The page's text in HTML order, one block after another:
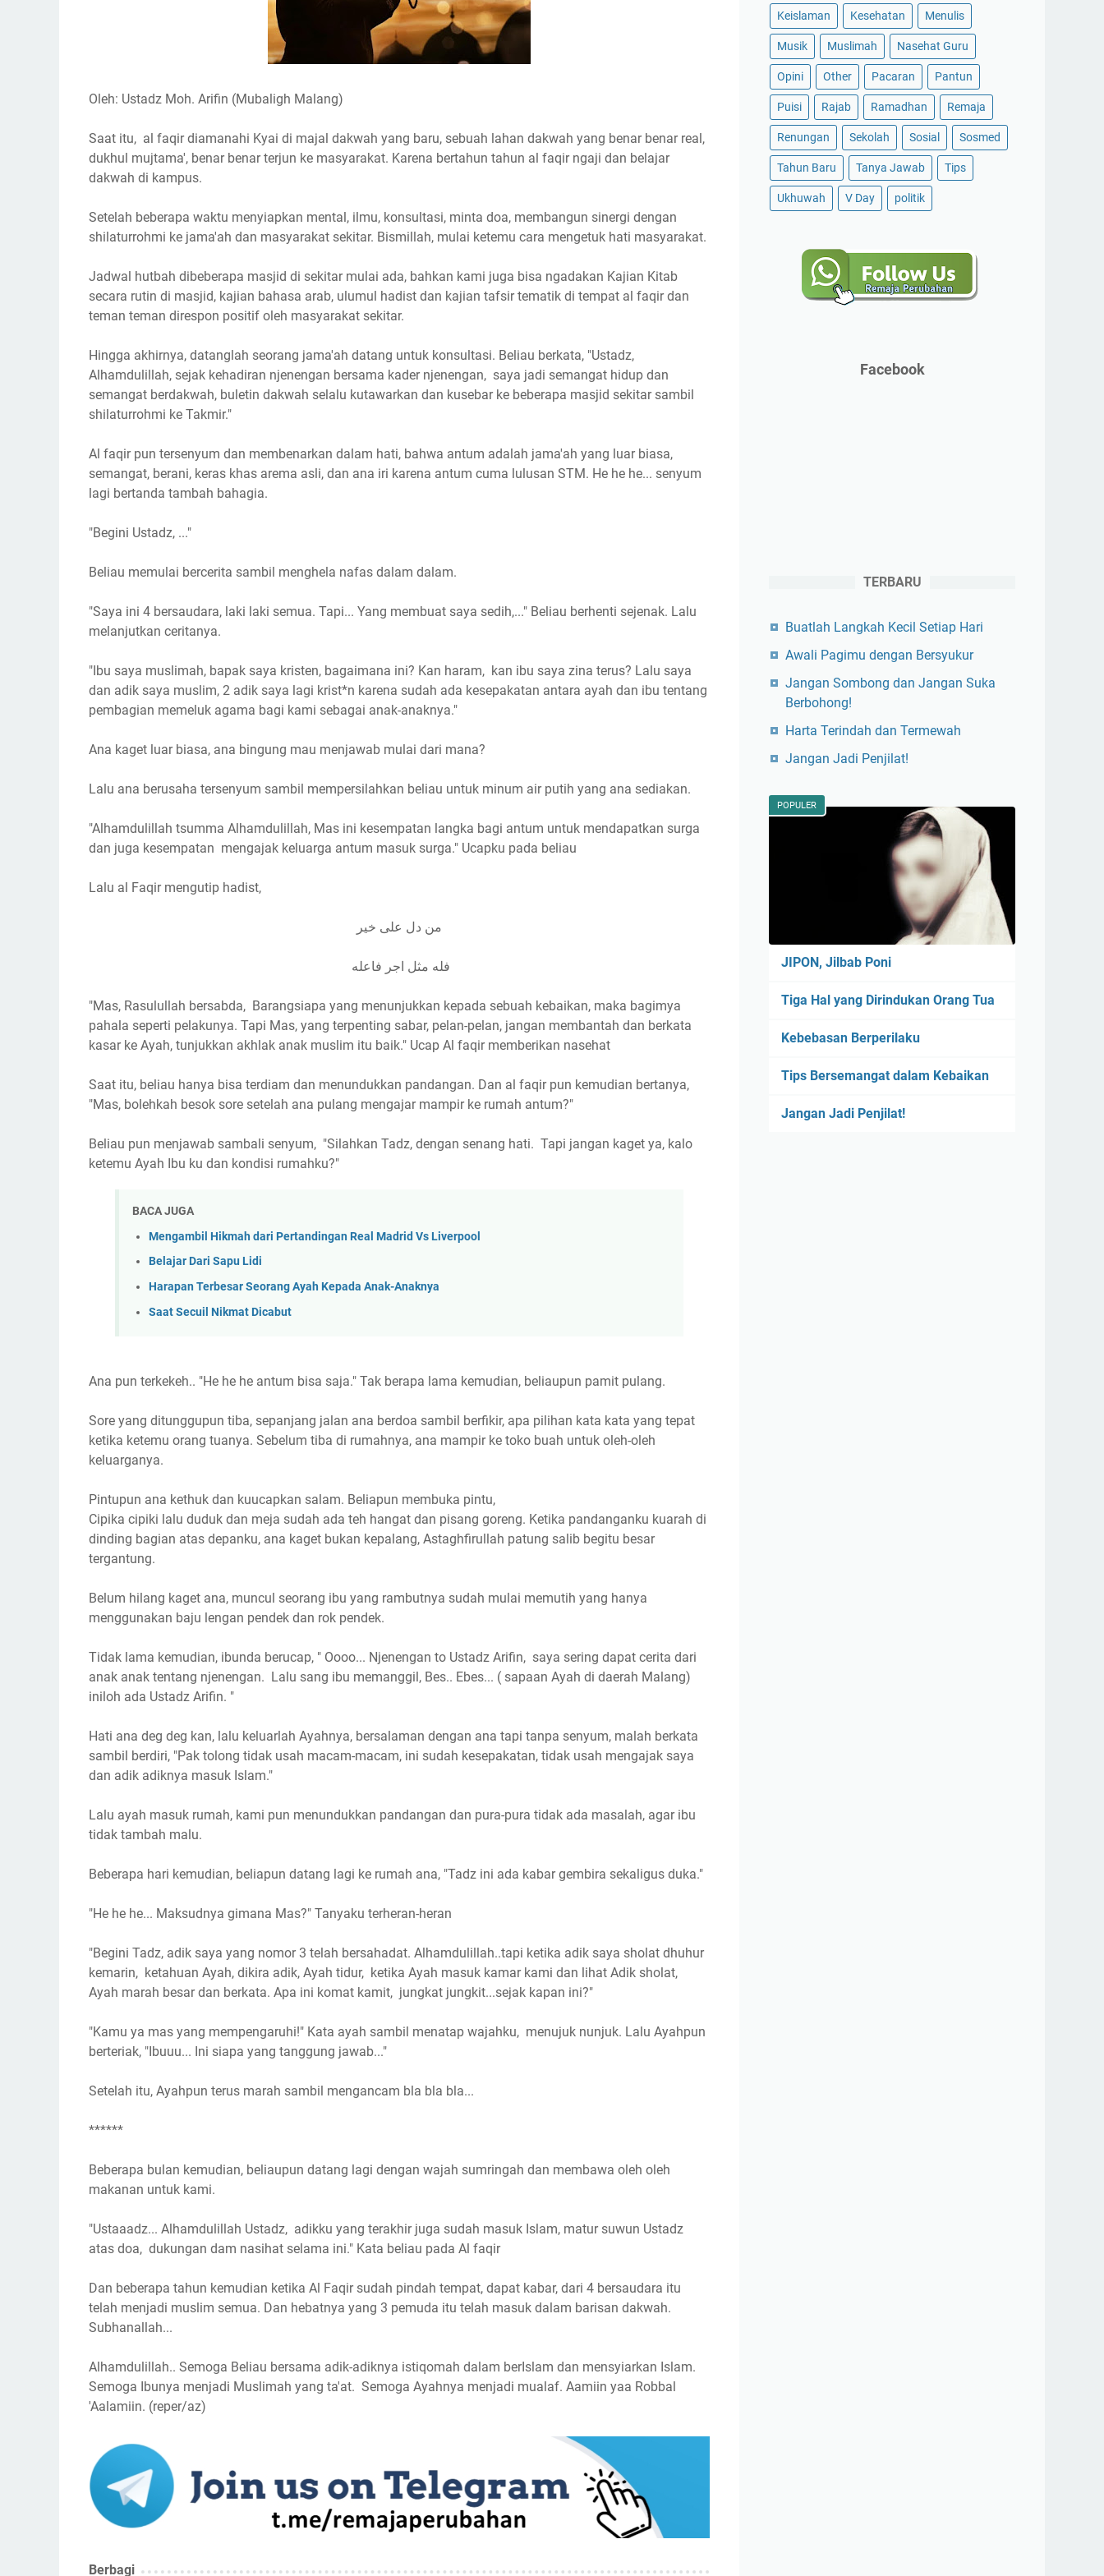
Oleh: Ustadz Moh. Arifin (Mubaligh Malang)
Saat itu, al faqir diamanahi Kyai di majal dakwah yang baru, sebuah lahan dakwah yang benar benar real,
dukhul mujtama', benar benar terjun ke masyarakat. Karena bertahun tahun al faqir ngaji dan belajar
dakwah di kampus.
Setelah beberapa waktu menyiapkan mental, ilmu, konsultasi, minta doa, membangun sinergi dengan
shilaturrohmi ke jama'ah dan masyarakat sekitar. Bismillah, mulai ketemu cara mengetuk hati masyarakat.
Jadwal hutbah dibeberapa masjid di sekitar mulai ada, bahkan kami juga bisa ngadakan Kajian Kitab
secara rutin di masjid, kajian bahasa arab, ulumul hadist dan kajian tafsir tematik di tempat al faqir dan
teman teman direspon positif oleh masyarakat sekitar.
Hingga akhirnya, datanglah seorang jama'ah datang untuk konsultasi. Beliau berkata, "Ustadz,
Alhamdulillah, sejak kehadiran njenengan bersama kader njenengan, saya jadi semangat hidup dan
semangat berdakwah, buletin dakwah selalu kutawarkan dan kusebar ke beberapa masjid sekitar sambil
shilaturrohmi ke Takmir."
Al faqir pun tersenyum dan membenarkan dalam hati, bahwa antum adalah jama'ah yang luar biasa,
semangat, berani, keras khas arema asli, dan ana iri karena antum cuma lulusan STM. He he he... senyum
lagi bertanda tambah bahagia.
"Begini Ustadz, ..."
Beliau memulai bercerita sambil menghela nafas dalam dalam.
"Saya ini 4 bersaudara, laki laki semua. Tapi... Yang membuat saya sedih,..." Beliau berhenti sejenak. Lalu
melanjutkan ceritanya.
"Ibu saya muslimah, bapak saya kristen, bagaimana ini? Kan haram, kan ibu saya zina terus? Lalu saya
dan adik saya muslim, 2 adik saya lagi krist*n karena sudah ada kesepakatan antara ayah dan ibu tentang
pembagian memeluk agama bagi kami sebagai anak-anaknya."
Ana kaget luar biasa, ana bingung mau menjawab mulai dari mana?
Lalu ana berusaha tersenyum sambil mempersilahkan beliau untuk minum air putih yang ana sediakan.
"Alhamdulillah tsumma Alhamdulillah, Mas ini kesempatan langka bagi antum untuk mendapatkan surga
dan juga kesempatan mengajak keluarga antum masuk surga." Ucapku pada beliau
Lalu al Faqir mengutip hadist,
من دل على خير
فله مثل اجر فاعله
"Mas, Rasulullah bersabda, Barangsiapa yang menunjukkan kepada sebuah kebaikan, maka bagimya
pahala seperti pelakunya. Tapi Mas, yang terpenting sabar, pelan-pelan, jangan membantah dan berkata
kasar ke Ayah, tunjukkan akhlak anak muslim itu baik." Ucap Al faqir memberikan nasehat
Saat itu, beliau hanya bisa terdiam dan menundukkan pandangan. Dan al faqir pun kemudian bertanya,
"Mas, bolehkah besok sore setelah ana pulang mengajar mampir ke rumah antum?"
Beliau pun menjawab sambali senyum, "Silahkan Tadz, dengan senang hati. Tapi jangan kaget ya, kalo
ketemu Ayah Ibu ku dan kondisi rumahku?"
BACA JUGA
Mengambil Hikmah dari Pertandingan Real Madrid Vs Liverpool
Belajar Dari Sapu Lidi
Harapan Terbesar Seorang Ayah Kepada Anak-Anaknya
Saat Secuil Nikmat Dicabut
Ana pun terkekeh.. "He he he antum bisa saja." Tak berapa lama kemudian, beliaupun pamit pulang.
Sore yang ditunggupun tiba, sepanjang jalan ana berdoa sambil berfikir, apa pilihan kata kata yang tepat
ketika ketemu orang tuanya. Sebelum tiba di rumahnya, ana mampir ke toko buah untuk oleh-oleh
keluarganya.
Pintupun ana kethuk dan kuucapkan salam. Beliapun membuka pintu,
Cipika cipiki lalu duduk dan meja sudah ada teh hangat dan pisang goreng. Ketika pandanganku kuarah di
dinding bagian atas depanku, ana kaget bukan kepalang, Astaghfirullah patung salib begitu besar
tergantung.
Belum hilang kaget ana, muncul seorang ibu yang rambutnya sudah mulai memutih yang hanya
menggunakan baju lengan pendek dan rok pendek.
Tidak lama kemudian, ibunda berucap, " Oooo... Njenengan to Ustadz Arifin, saya sering dapat cerita dari
anak anak tentang njenengan. Lalu sang ibu memanggil, Bes.. Ebes... ( sapaan Ayah di daerah Malang)
iniloh ada Ustadz Arifin. "
Hati ana deg deg kan, lalu keluarlah Ayahnya, bersalaman dengan ana tapi tanpa senyum, malah berkata
sambil berdiri, "Pak tolong tidak usah macam-macam, ini sudah kesepakatan, tidak usah mengajak saya
dan adik adiknya masuk Islam."
Lalu ayah masuk rumah, kami pun menundukkan pandangan dan pura-pura tidak ada masalah, agar ibu
tidak tambah malu.
Beberapa hari kemudian, beliapun datang lagi ke rumah ana, "Tadz ini ada kabar gembira sekaligus duka."
"He he he... Maksudnya gimana Mas?" Tanyaku terheran-heran
"Begini Tadz, adik saya yang nomor 3 telah bersahadat. Alhamdulillah..tapi ketika adik saya sholat dhuhur
kemarin, ketahuan Ayah, dikira adik, Ayah tidur, ketika Ayah masuk kamar kami dan lihat Adik sholat,
Ayah marah besar dan berkata. Apa ini komat kamit, jungkat jungkit...sejak kapan ini?"
"Kamu ya mas yang mempengaruhi!" Kata ayah sambil menatap wajahku, menujuk nunjuk. Lalu Ayahpun
berteriak, "Ibuuu... Ini siapa yang tanggung jawab..."
Setelah itu, Ayahpun terus marah sambil mengancam bla bla bla...
******
Beberapa bulan kemudian, beliaupun datang lagi dengan wajah sumringah dan membawa oleh oleh
makanan untuk kami.
"Ustaaadz... Alhamdulillah Ustadz, adikku yang terakhir juga sudah masuk Islam, matur suwun Ustadz
atas doa, dukungan dam nasihat selama ini." Kata beliau pada Al faqir
Dan beberapa tahun kemudian ketika Al Faqir sudah pindah tempat, dapat kabar, dari 4 bersaudara itu
telah menjadi muslim semua. Dan hebatnya yang 3 pemuda itu telah masuk dalam barisan dakwah.
Subhanallah...
Alhamdulillah.. Semoga Beliau bersama adik-adiknya istiqomah dalam berIslam dan mensyiarkan Islam.
Semoga Ibunya menjadi Muslimah yang ta'at. Semoga Ayahnya menjadi mualaf. Aamiin yaa Robbal
'Aalamiin. (reper/az)
Berbagi
Keislaman Kesehatan Menulis
Musik Muslimah Nasehat Guru
Opini Other Pacaran Pantun
Puisi Rajab Ramadhan Remaja
Renungan Sekolah Sosial Sosmed
Tahun Baru Tanya Jawab Tips
Ukhuwah V Day politik
Facebook
TERBARU
Buatlah Langkah Kecil Setiap Hari
Awali Pagimu dengan Bersyukur
Jangan Sombong dan Jangan Suka
Berbohong!
Harta Terindah dan Termewah
Jangan Jadi Penjilat!
POPULER
JIPON, Jilbab Poni
Tiga Hal yang Dirindukan Orang Tua
Kebebasan Berperilaku
Tips Bersemangat dalam Kebaikan
Jangan Jadi Penjilat!